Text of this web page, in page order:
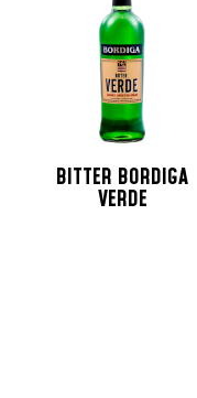
BITTER BORDIGA
VERDE